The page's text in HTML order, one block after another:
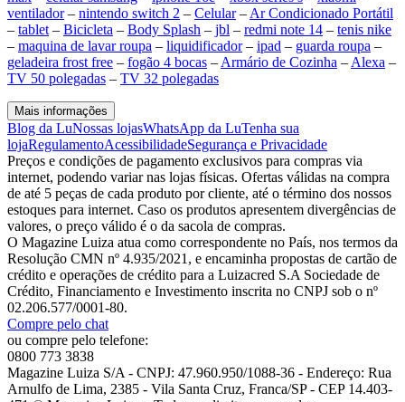
ventilador– nintendo switch 2 – Celular– Ar Condicionado Portátil
– tablet – Bicicleta – Body Splash – jbl – redmi note 14 – tenis nike
– maquina de lavar roupa – liquidificador– ipad – guarda roupa –
geladeira frost free – fogão 4 bocas – Armário de Cozinha – Alexa –
TV 50 polegadas – TV 32 polegadas
Mais informações
Blog da LuNossas lojasWhatsApp da LuTenha sua
lojaRegulamentoAcessibilidadeSegurança e Privacidade
Preços e condições de pagamento exclusivos para compras via
internet, podendo variar nas lojas físicas. Ofertas válidas na compra
de até 5 peças de cada produto por cliente, até o término dos nossos
estoques para internet. Caso os produtos apresentem divergências de
valores, o preço válido é o da sacola de compras.
O Magazine Luiza atua como correspondente no País, nos termos da
Resolução CMN nº 4.935/2021, e encaminha propostas de cartão de
crédito e operações de crédito para a Luizacred S.A Sociedade de
Crédito, Financiamento e Investimento inscrita no CNPJ sob o nº
02.206.577/0001-80.
Compre pelo chat
ou compre pelo telefone:
0800 773 3838
Magazine Luiza S/A - CNPJ: 47.960.950/1088-36 - Endereço: Rua
Arnulfo de Lima, 2385 - Vila Santa Cruz, Franca/SP - CEP 14.403-